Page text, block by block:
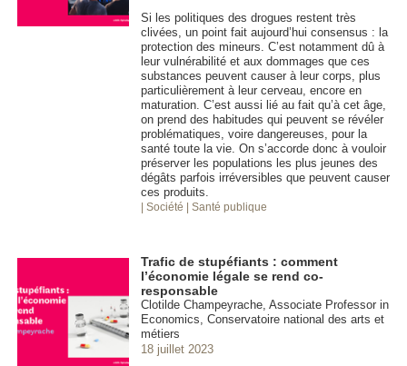
Si les politiques des drogues restent très
clivées, un point fait aujourd’hui consensus : la
protection des mineurs. C’est notamment dû à
leur vulnérabilité et aux dommages que ces
substances peuvent causer à leur corps, plus
particulièrement à leur cerveau, encore en
maturation. C’est aussi lié au fait qu’à cet âge,
on prend des habitudes qui peuvent se révéler
problématiques, voire dangereuses, pour la
santé toute la vie. On s’accorde donc à vouloir
préserver les populations les plus jeunes des
dégâts parfois irréversibles que peuvent causer
ces produits.
| Société | Santé publique
Trafic de stupéfiants : comment
l’économie légale se rend co-
responsable
Clotilde Champeyrache, Associate Professor in
Economics, Conservatoire national des arts et
métiers
18 juillet 2023